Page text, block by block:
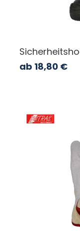
ab 18,80 €